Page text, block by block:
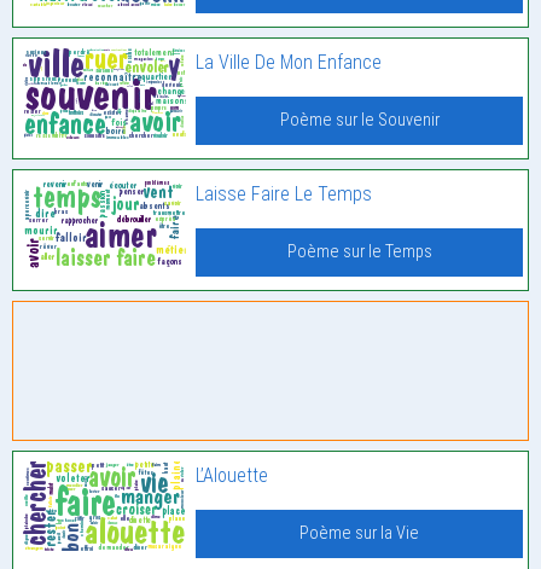
La Ville De Mon Enfance
Poème sur le Souvenir
Laisse Faire Le Temps
Poème sur le Temps
L’Alouette
Poème sur la Vie